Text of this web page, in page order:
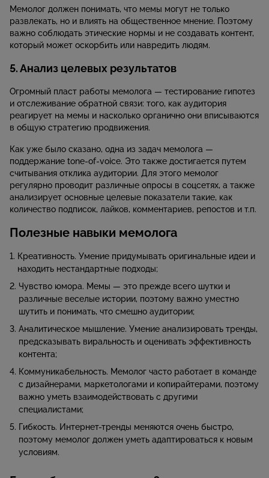
Мемолог должен понимать, что мемы могут не только
развлекать, но и влиять на общественное мнение. Поэтому
важно соблюдать этические нормы и не создавать контент,
который может оскорбить или навредить людям.
5. Анализ целевых результатов
Огромный пласт работы мемолога — тестирование гипотез
и отслеживание обратной связи: того, как аудитория
реагирует на мемы и насколько органично они вписываются
в общую стратегию продвижения.
Как уже было сказано, одна из задач мемолога —
поддержание tone-of-voice. Это также достигается путем
считывания отклика аудитории. Для этого мемолог
регулярно проводит различные опросы в соцсетях, а также
анализирует основные целевые показатели такие, как
количество подписок, лайков, комментариев, репостов и т.п.
Полезные навыки мемолога
Креативность. Умение придумывать оригинальные идеи и
находить нестандартные подходы;
Чувство юмора. Мемы — это прежде всего шутки и
различные веселые истории, поэтому важно уместно
шутить и понимать, что смешно аудитории;
Аналитическое мышление. Умение анализировать тренды,
предсказывать виральность и оценивать эффективность
контента;
Коммуникабельность. Мемолог часто работает в команде
с дизайнерами, маркетологами и копирайтерами, поэтому
важно уметь взаимодействовать с другими
специалистами;
Гибкость. Интернет-тренды меняются очень быстро,
поэтому мемолог должен уметь адаптироваться к новым
условиям.